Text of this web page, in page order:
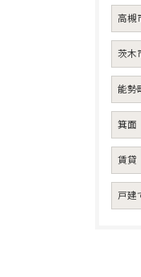
高槻
茨木
能勢
箕面
賃貸
戸建
お